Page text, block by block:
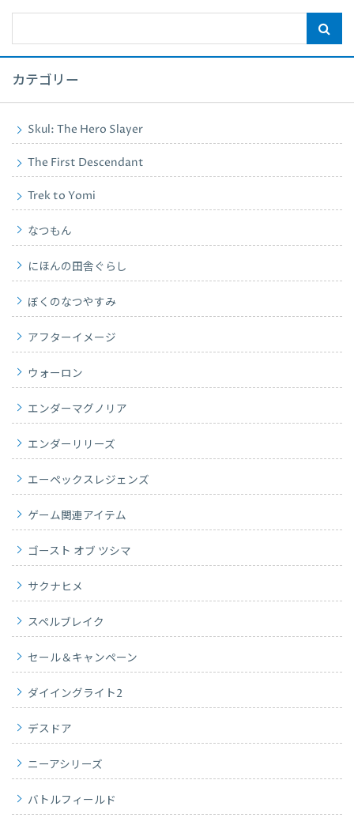
カテゴリー
Skul: The Hero Slayer
The First Descendant
Trek to Yomi
なつもん
にほんの田舎ぐらし
ぼくのなつやすみ
アフターイメージ
ウォーロン
エンダーマグノリア
エンダーリリーズ
エーペックスレジェンズ
ゲーム関連アイテム
ゴースト オブ ツシマ
サクナヒメ
スペルブレイク
セール＆キャンペーン
ダイイングライト2
デスドア
ニーアシリーズ
バトルフィールド